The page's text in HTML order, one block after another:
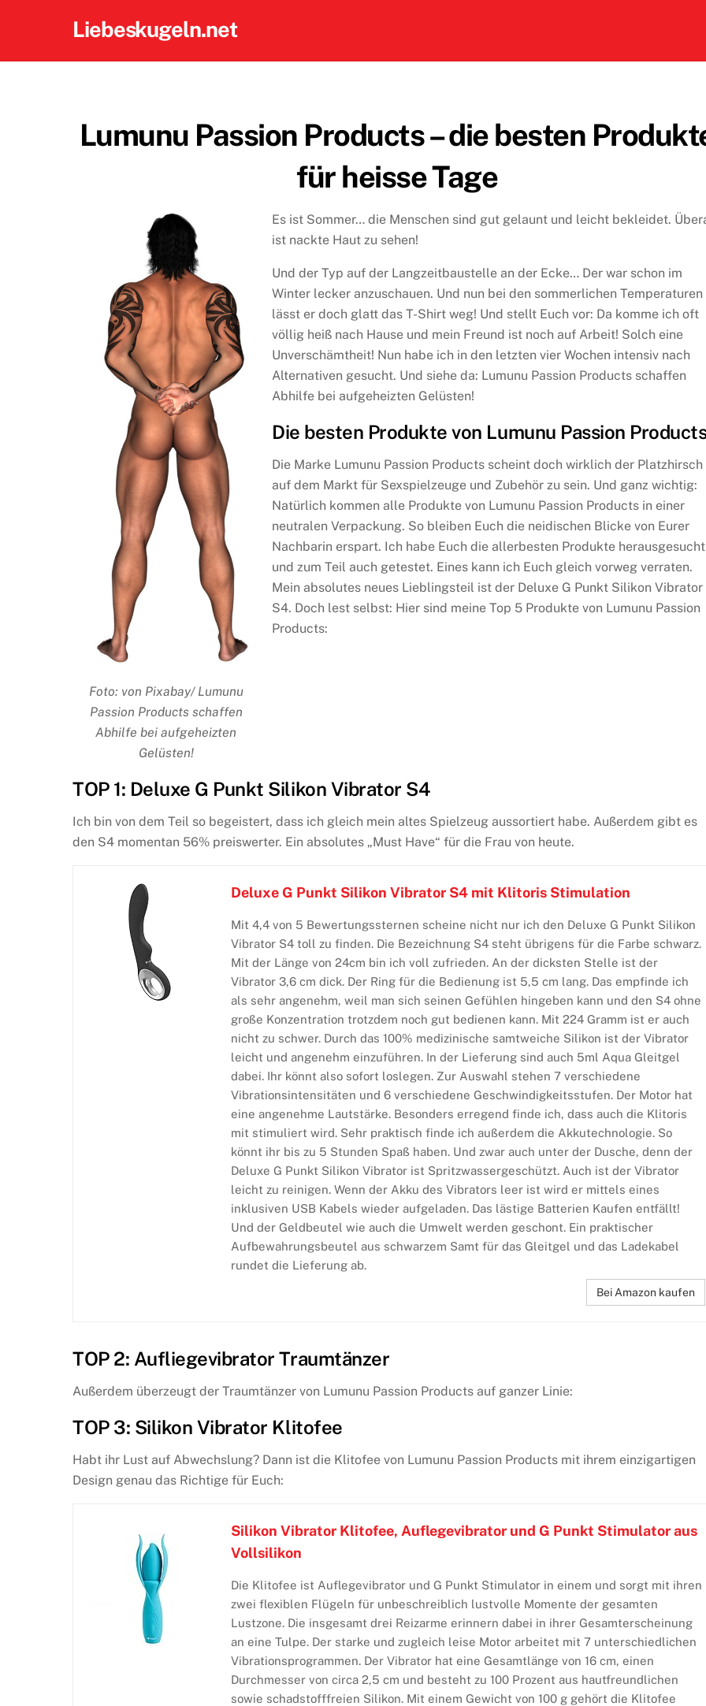
Liebeskugeln.net
Lumunu Passion Products – die besten
für heisse Tage
Foto: von Pixabay/ Lumunu
Passion Products schaffen
Abhilfe bei aufgeheizten
Gelüsten!
Es ist Sommer… die Menschen sind gut gelaunt und leicht bekleidet.
ist nackte Haut zu sehen!
Und der Typ auf der Langzeitbaustelle an der Ecke… Der war schon im
Winter lecker anzuschauen. Und nun bei den sommerlichen Temperaturen
lässt er doch glatt das T-Shirt weg! Und stellt Euch vor: Da komme ich oft
völlig heiß nach Hause und mein Freund ist noch auf Arbeit! Solch eine
Unverschämtheit! Nun habe ich in den letzten vier Wochen intensiv nach
Alternativen gesucht. Und siehe da: Lumunu Passion Products schaffen
Abhilfe bei aufgeheizten Gelüsten!
Die besten Produkte von Lumunu Passion
Die Marke Lumunu Passion Products scheint doch wirklich der Platzhirsch
auf dem Markt für Sexspielzeuge und Zubehör zu sein. Und ganz wichtig:
Natürlich kommen alle Produkte von Lumunu Passion Products in einer
neutralen Verpackung. So bleiben Euch die neidischen Blicke von Eurer
Nachbarin erspart. Ich habe Euch die allerbesten Produkte herausgesucht
und zum Teil auch getestet. Eines kann ich Euch gleich vorweg verraten.
Mein absolutes neues Lieblingsteil ist der Deluxe G Punkt Silikon Vibrator
S4. Doch lest selbst: Hier sind meine Top 5 Produkte von Lumunu Passion
Products:
TOP 1: Deluxe G Punkt Silikon Vibrator S4
Ich bin von dem Teil so begeistert, dass ich gleich mein altes Spielzeug aussortiert habe. Außerdem gibt es
den S4 momentan 56% preiswerter. Ein absolutes „Must Have“ für die Frau von heute.
Deluxe G Punkt Silikon Vibrator S4 mit Klitoris Stimulation
Mit 4,4 von 5 Bewertungssternen scheine nicht nur ich den Deluxe G Punkt Silikon
Vibrator S4 toll zu finden. Die Bezeichnung S4 steht übrigens für die Farbe schwarz.
Mit der Länge von 24cm bin ich voll zufrieden. An der dicksten Stelle ist der
Vibrator 3,6 cm dick. Der Ring für die Bedienung ist 5,5 cm lang. Das empfinde ich
als sehr angenehm, weil man sich seinen Gefühlen hingeben kann und den S4 ohne
große Konzentration trotzdem noch gut bedienen kann. Mit 224 Gramm ist er auch
nicht zu schwer. Durch das 100% medizinische samtweiche Silikon ist der Vibrator
leicht und angenehm einzuführen. In der Lieferung sind auch 5ml Aqua Gleitgel
dabei. Ihr könnt also sofort loslegen. Zur Auswahl stehen 7 verschiedene
Vibrationsintensitäten und 6 verschiedene Geschwindigkeitsstufen. Der Motor hat
eine angenehme Lautstärke. Besonders erregend finde ich, dass auch die Klitoris
mit stimuliert wird. Sehr praktisch finde ich außerdem die Akkutechnologie. So
könnt ihr bis zu 5 Stunden Spaß haben. Und zwar auch unter der Dusche, denn der
Deluxe G Punkt Silikon Vibrator ist Spritzwassergeschützt. Auch ist der Vibrator
leicht zu reinigen. Wenn der Akku des Vibrators leer ist wird er mittels eines
inklusiven USB Kabels wieder aufgeladen. Das lästige Batterien Kaufen entfällt!
Und der Geldbeutel wie auch die Umwelt werden geschont. Ein praktischer
Aufbewahrungsbeutel aus schwarzem Samt für das Gleitgel und das Ladekabel
rundet die Lieferung ab.
Bei Amazon kaufen
TOP 2: Aufliegevibrator Traumtänzer
Außerdem überzeugt der Traumtänzer von Lumunu Passion Products auf ganzer Linie:
TOP 3: Silikon Vibrator Klitofee
Habt ihr Lust auf Abwechslung? Dann ist die Klitofee von Lumunu Passion Products mit ihrem einzigartigen
Design genau das Richtige für Euch:
Silikon Vibrator Klitofee, Auflegevibrator und G Punkt Stimulator aus
Vollsilikon
Die Klitofee ist Auflegevibrator und G Punkt Stimulator in einem und sorgt mit ihren
zwei flexiblen Flügeln für unbeschreiblich lustvolle Momente der gesamten
Lustzone. Die insgesamt drei Reizarme erinnern dabei in ihrer Gesamterscheinung
an eine Tulpe. Der starke und zugleich leise Motor arbeitet mit 7 unterschiedlichen
Vibrationsprogrammen. Der Vibrator hat eine Gesamtlänge von 16 cm, einen
Durchmesser von circa 2,5 cm und besteht zu 100 Prozent aus hautfreundlichen
sowie schadstofffreien Silikon. Mit einem Gewicht von 100 g gehört die Klitofee